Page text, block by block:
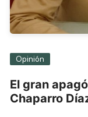
Opinión
El gran
Chaparro